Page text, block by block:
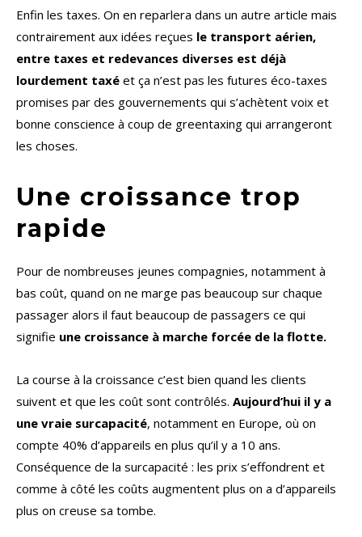
Enfin les taxes. On en reparlera dans un autre article mais
contrairement aux idées reçues le transport aérien,
entre taxes et redevances diverses est déjà
lourdement taxé et ça n’est pas les futures éco-taxes
promises par des gouvernements qui s’achètent voix et
bonne conscience à coup de greentaxing qui arrangeront
les choses.
Une croissance trop
rapide
Pour de nombreuses jeunes compagnies, notamment à
bas coût, quand on ne marge pas beaucoup sur chaque
passager alors il faut beaucoup de passagers ce qui
signifie une croissance à marche forcée de la flotte.
La course à la croissance c’est bien quand les clients
suivent et que les coût sont contrôlés. Aujourd’hui il y a
une vraie surcapacité, notamment en Europe, où on
compte 40% d’appareils en plus qu’il y a 10 ans.
Conséquence de la surcapacité : les prix s’effondrent et
comme à côté les coûts augmentent plus on a d’appareils
plus on creuse sa tombe.